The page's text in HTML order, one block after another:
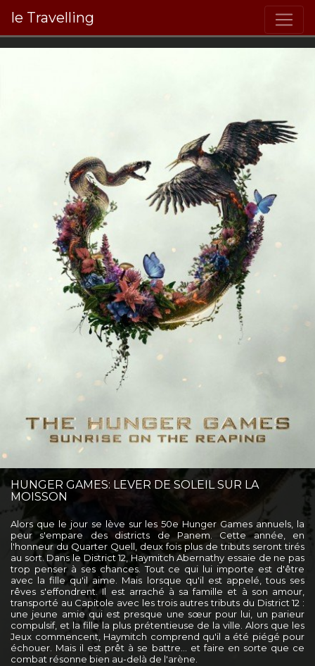
le Travelling
HUNGER GAMES: LEVER DE SOLEIL SUR LA
MOISSON
Alors que le jour se lève sur les 50e Hunger Games annuels, la
peur s'empare des districts de Panem. Cette année, en
l'honneur du Quarter Quell, deux fois plus de tributs seront tirés
au sort. Dans le District 12, Haymitch Abernathy essaie de ne pas
trop penser à ses chances. Tout ce qui lui importe est d'être
avec la fille qu'il aime. Mais lorsque qu'il est appelé, tous ses
rêves s'effondrent. Il est arraché à sa famille et à son amour,
transporté au Capitole avec les trois autres tributs du District 12 :
une jeune amie qui est presque une sœur pour lui, un parieur
compulsif, et la fille la plus prétentieuse de la ville. Alors que les
Jeux commencent, Haymitch comprend qu'il a été piégé pour
échouer. Mais il est prêt à se battre... et faire en sorte que ce
combat résonne bien au-delà de l'arène.